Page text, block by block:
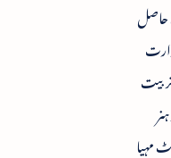
حاصل
مہیا